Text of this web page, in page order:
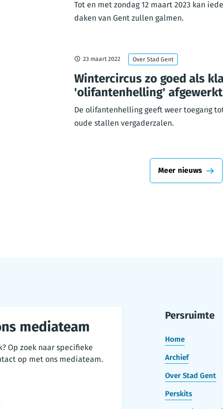
Tot en met zondag 12 maart 2023 kan
daken van Gent zullen galmen.
23 maart 2022 Over Stad Gent
Wintercircus zo goed als
'olifantenhelling' afgewerkt
De olifantenhelling geeft weer toegang
oude stallen vergaderzalen.
Meer nieuws
mediateam
Op zoek naar specifieke
op met ons mediateam.
Persruimte
Home
Archief
Over Stad Gent
Perskits